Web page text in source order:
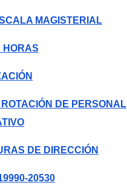
MAGISTERIAL
HORAS
DE PERSONAL
DE DIRECCIÓN
20530